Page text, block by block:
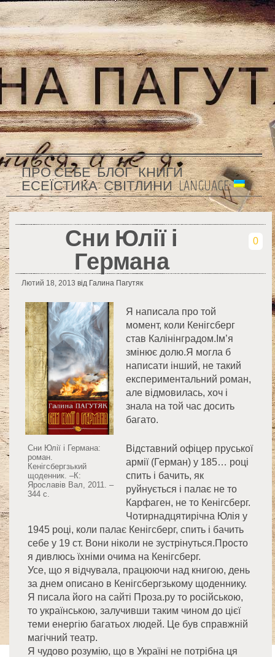
ПРО СЕБЕ БЛОГ КНИГИ
ЕСЕЇСТИКА СВІТЛИНИ LANGUAGE:
Сни Юлії і
Германа
0
Лютий 18, 2013 від Галина Пагутяк
Сни Юлії і Германа:
роман.
Кенігсбергзький
щоденник. –К:
Ярославів Вал, 2011. –
344 с.
Я написала про той
момент, коли Кенігсберг
став Калінінградом.Ім’я
змінює долю.Я могла б
написати інший, не такий
експериментальний роман,
але відмовилась, хоч і
знала на той час досить
багато.
Відставний офіцер пруської
армії (Герман) у 185… році
спить і бачить, як
руйнується і палає не то
Карфаген, не то Кенігсберг.
Чотирнадцятирічна Юлія у
1945 році, коли палає Кенігсберг, спить і бачить
себе у 19 ст. Вони ніколи не зустрінуться.Просто
я дивлюсь їхніми очима на Кенігсберг.
Усе, що я відчувала, працюючи над книгою, день
за днем описано в Кенігсбергзькому щоденнику.
Я писала його на сайті Проза.ру то російською,
то українською, залучивши таким чином до цієї
теми енергію багатьох людей. Це був справжній
магічний театр.
Я чудово розумію, що в Україні не потрібна ця